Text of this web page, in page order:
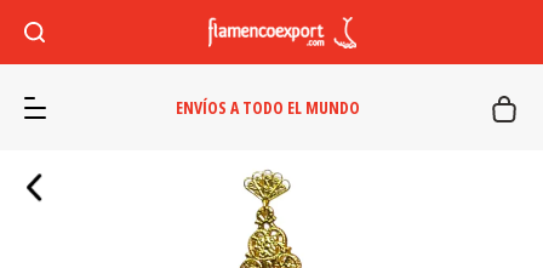
ENVÍOS A TODO EL MUNDO